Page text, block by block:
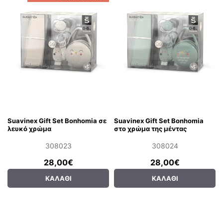
Suavinex Gift Set Bonhomia σε
λευκό χρώμα
308023
28,00€
ΚΑΛΆΘΙ
Suavinex Gift Set Bonhomia
στο χρώμα της μέντας
308024
28,00€
ΚΑΛΆΘΙ